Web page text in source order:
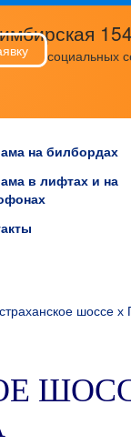
социальных
на билбордах
в лифтах и на
шоссе х